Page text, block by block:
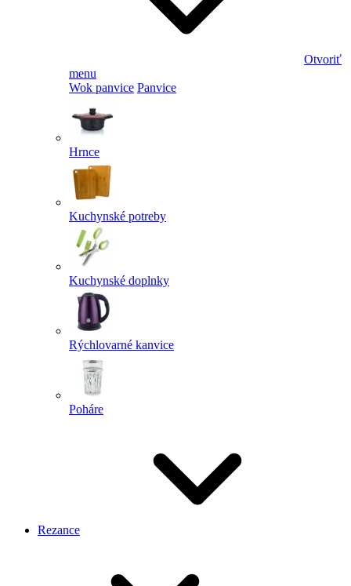
Otvoriť
menu
Wok panvice Panvice
Hrnce
Kuchynské potreby
Kuchynské doplnky
Rýchlovarné kanvice
Poháre
Rezance